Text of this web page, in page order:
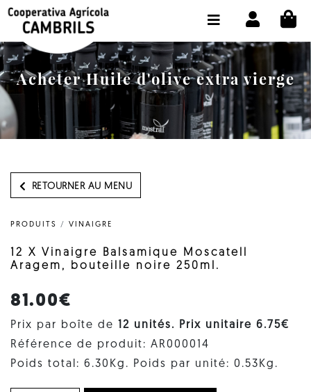
Acheter Huile d'olive extra vierge
RETOURNER AU MENU
PRODUITS / VINAIGRE
12 X Vinaigre Balsamique Moscatell
Aragem, bouteille noire 250ml.
81.00€
Prix par boîte de
12 unités. Prix ​​unitaire 6.75€
Référence de produit: AR000014
Poids total: 6.30Kg. Poids par unité: 0.53Kg.
BOUTIQUE ACHETER EN LIGNE
LA COOPÉRATIVE
OLEOTOUR
PRODUITS
NOTRE HUILE
CHOISIR LA LANGUE: